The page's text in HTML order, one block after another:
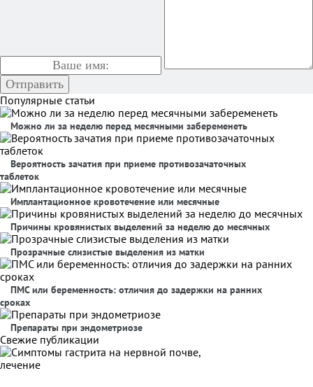
Популярные статьи
Можно ли за неделю перед месячными забеременеть
Вероятность зачатия при приеме противозачаточных
таблеток
Имплантационное кровотечение или месячные
Причины кровянистых выделений за неделю до месячных
Прозрачные слизистые выделения из матки
ПМС или беременность: отличия до задержки на ранних
сроках
Препараты при эндометриозе
Свежие публикации